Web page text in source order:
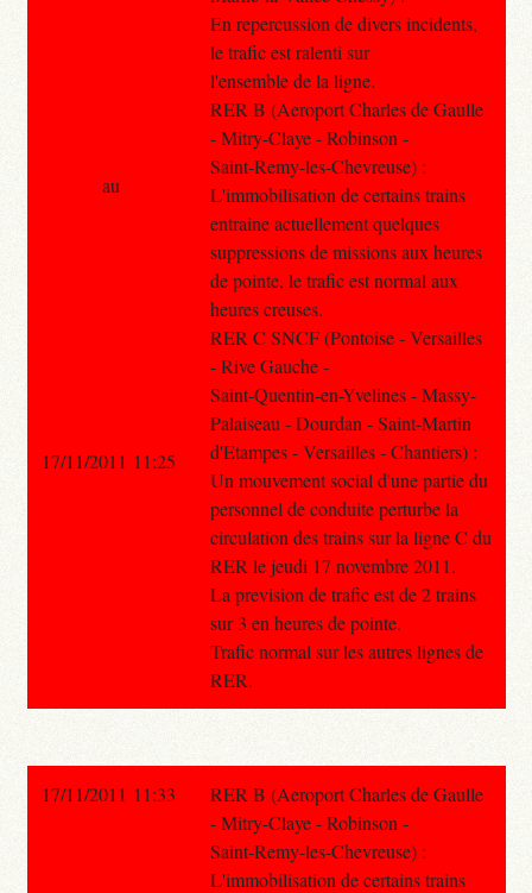
En repercussion de divers incidents,
le trafic est ralenti sur
l'ensemble de la ligne.
RER B (Aeroport Charles de Gaulle
- Mitry-Claye - Robinson -
Saint-Remy-les-Chevreuse) :
L'immobilisation de certains trains
entraine actuellement quelques
suppressions de missions aux heures
de pointe, le trafic est normal aux
heures creuses.
RER C SNCF (Pontoise - Versailles
- Rive Gauche -
Saint-Quentin-en-Yvelines - Massy-
Palaiseau - Dourdan - Saint-Martin
d'Etampes - Versailles - Chantiers) :
Un mouvement social d'une partie du
personnel de conduite perturbe la
circulation des trains sur la ligne C du
RER le jeudi 17 novembre 2011.
La prevision de trafic est de 2 trains
sur 3 en heures de pointe.
Trafic normal sur les autres lignes de
RER.
au
17/11/2011 11:25
17/11/2011 11:33
RER B (Aeroport Charles de Gaulle
- Mitry-Claye - Robinson -
Saint-Remy-les-Chevreuse) :
L'immobilisation de certains trains